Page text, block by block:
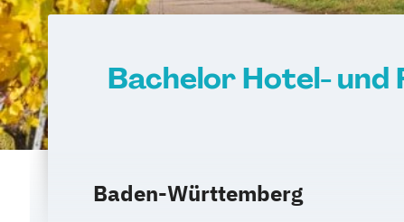
Bachelor Hotel-
Baden-Württemberg